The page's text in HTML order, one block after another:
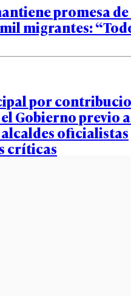
promesa
migrantes:
por
Gobierno previo
alcaldes oficialistas
críticas